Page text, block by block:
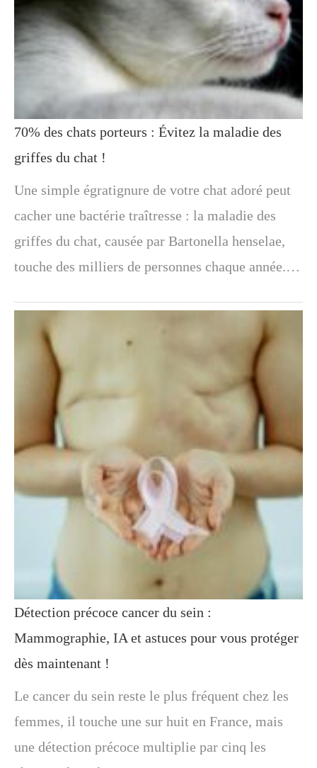
70% des chats porteurs : Évitez la maladie des
griffes du chat !
Une simple égratignure de votre chat adoré peut
cacher une bactérie traîtresse : la maladie des
griffes du chat, causée par Bartonella henselae,
touche des milliers de personnes chaque année.…
Détection précoce cancer du sein :
Mammographie, IA et astuces pour vous protéger
dès maintenant !
Le cancer du sein reste le plus fréquent chez les
femmes, il touche une sur huit en France, mais
une détection précoce multiplie par cinq les